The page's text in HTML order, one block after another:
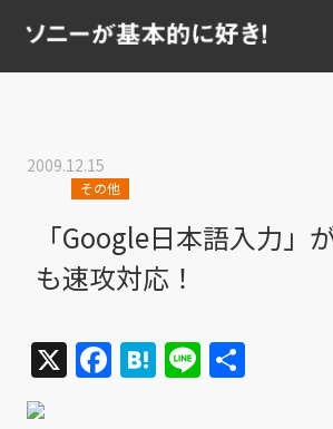
2009.12.15
その他
「Google日本語入力」
も速攻対応！
X Facebook
Hatena
Line